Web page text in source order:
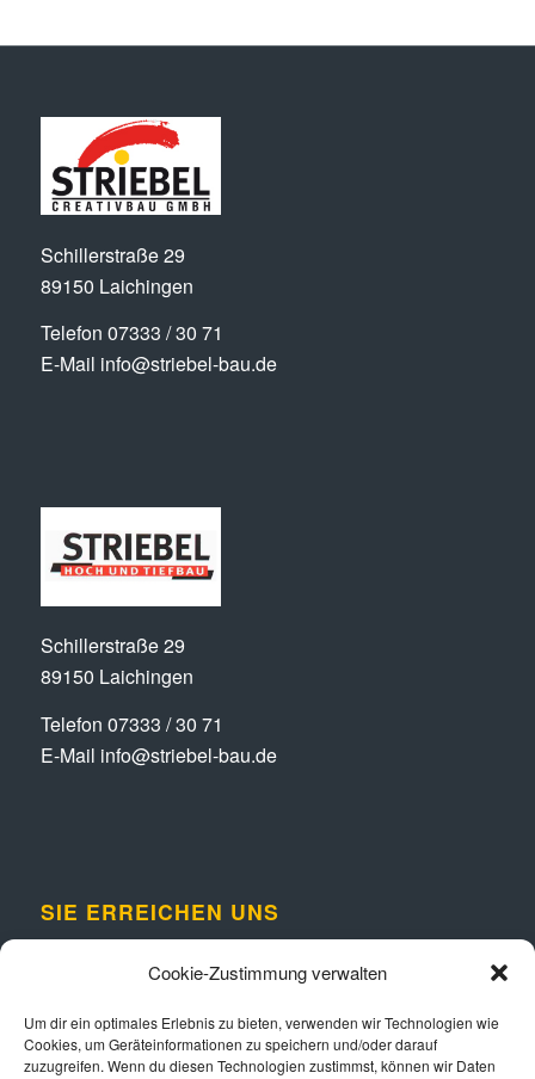
Cookie-Zustimmung verwalten
Um dir ein optimales Erlebnis zu bieten, verwenden wir Technologien wie
Cookies, um Geräteinformationen zu speichern und/oder darauf
zuzugreifen. Wenn du diesen Technologien zustimmst, können wir Daten
Schillerstraße 29
89150 Laichingen
Telefon 07333 / 30 71
E-Mail info@striebel-bau.de
Schillerstraße 29
89150 Laichingen
Telefon 07333 / 30 71
E-Mail info@striebel-bau.de
SIE ERREICHEN UNS
08:00-12:00 und von
13.00 – 17.00 Uhr